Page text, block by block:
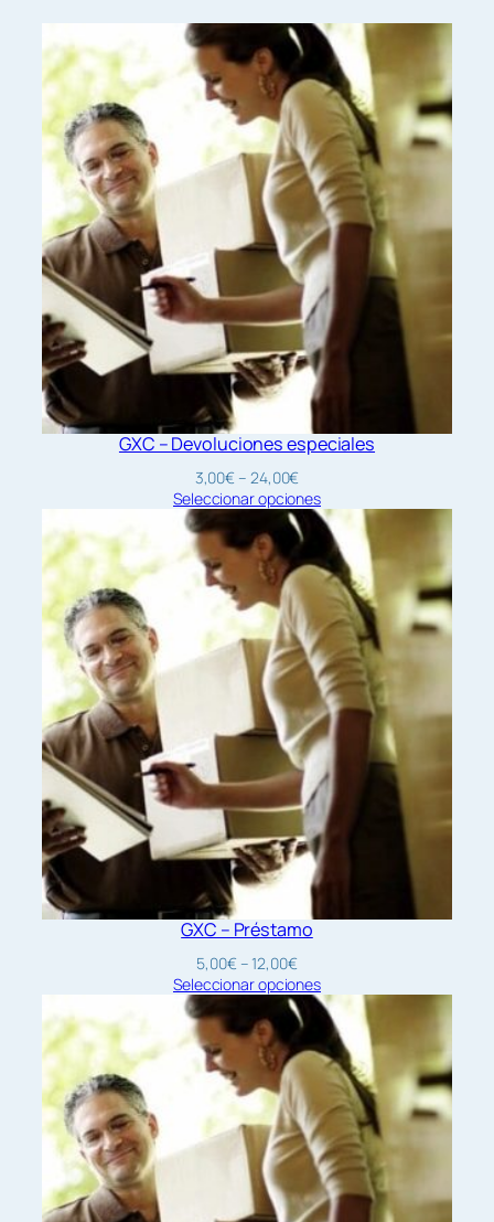
GXC – Devoluciones especiales
3,00€ – 24,00€
de
precios:
desde
3,00€
hasta
24,00€
Seleccionar opciones
GXC – Préstamo
5,00€ –12,00€Rango
de
precios:
desde
5,00€
hasta
12,00€
Seleccionar opciones